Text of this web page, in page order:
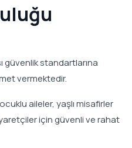
güvenlik standartlarına
vermektedir.
aileler, yaşlı misafirler
için güvenli ve rahat